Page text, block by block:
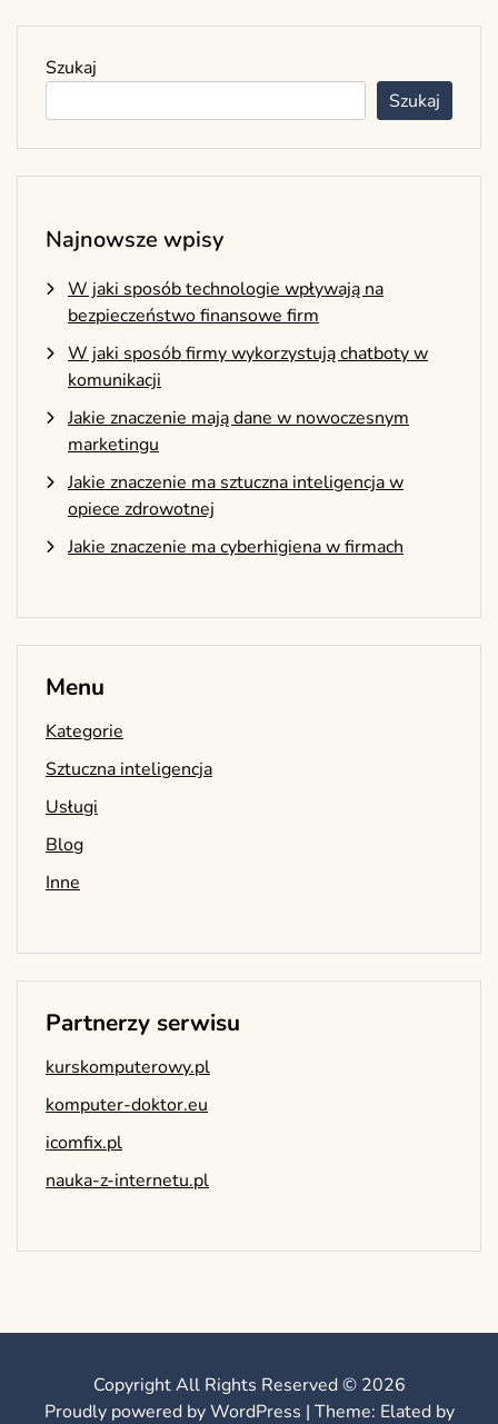
Szukaj
Szukaj
Najnowsze wpisy
W jaki sposób technologie wpływają na
bezpieczeństwo finansowe firm
W jaki sposób firmy wykorzystują chatboty w
komunikacji
Jakie znaczenie mają dane w nowoczesnym
marketingu
Jakie znaczenie ma sztuczna inteligencja w
opiece zdrowotnej
Jakie znaczenie ma cyberhigiena w firmach
Menu
Kategorie
Sztuczna inteligencja
Usługi
Blog
Inne
Partnerzy serwisu
kurskomputerowy.pl
komputer-doktor.eu
icomfix.pl
nauka-z-internetu.pl
Copyright All Rights Reserved © 2026
Proudly powered by WordPress | Theme: Elated by